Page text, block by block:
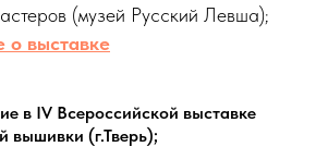
(музей Русский Левша);
о выставке
в IV Всероссийской выставке
вышивки (г.Тверь);